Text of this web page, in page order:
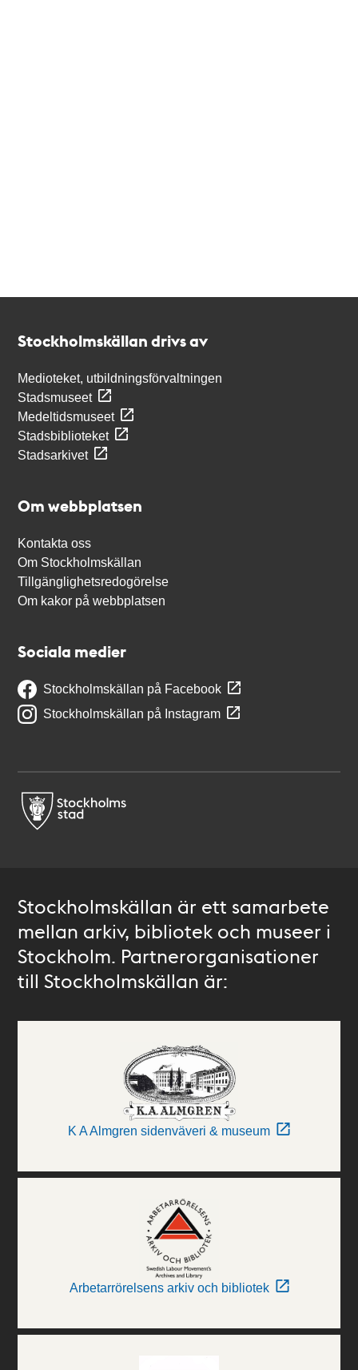
Stockholmskällan drivs av
Medioteket, utbildningsförvaltningen
Stadsmuseet
Medeltidsmuseet
Stadsbiblioteket
Stadsarkivet
Om webbplatsen
Kontakta oss
Om Stockholmskällan
Tillgänglighetsredogörelse
Om kakor på webbplatsen
Sociala medier
Stockholmskällan på Facebook
Stockholmskällan på Instagram
Stockholmskällan är ett samarbete
mellan arkiv, bibliotek och museer i
Stockholm. Partnerorganisationer
till Stockholmskällan är:
K A Almgren sidenväveri & museum
Arbetarrörelsens arkiv och bibliotek